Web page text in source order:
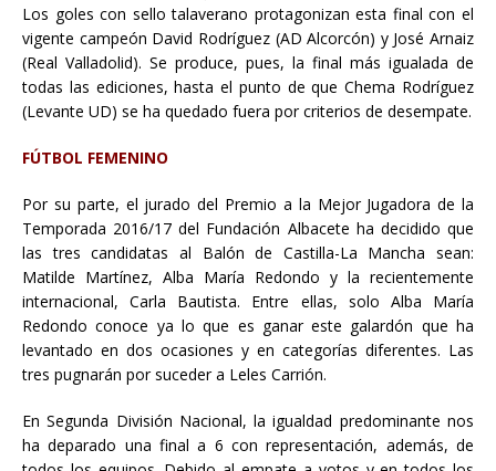
Los goles con sello talaverano protagonizan esta final con el
vigente campeón David Rodríguez (AD Alcorcón) y José Arnaiz
(Real Valladolid). Se produce, pues, la final más igualada de
todas las ediciones, hasta el punto de que Chema Rodríguez
(Levante UD) se ha quedado fuera por criterios de desempate.
FÚTBOL FEMENINO
Por su parte, el jurado del Premio a la Mejor Jugadora de la
Temporada 2016/17 del Fundación Albacete ha decidido que
las tres candidatas al Balón de Castilla-La Mancha sean:
Matilde Martínez, Alba María Redondo y la recientemente
internacional, Carla Bautista. Entre ellas, solo Alba María
Redondo conoce ya lo que es ganar este galardón que ha
levantado en dos ocasiones y en categorías diferentes. Las
tres pugnarán por suceder a Leles Carrión.
En Segunda División Nacional, la igualdad predominante nos
ha deparado una final a 6 con representación, además, de